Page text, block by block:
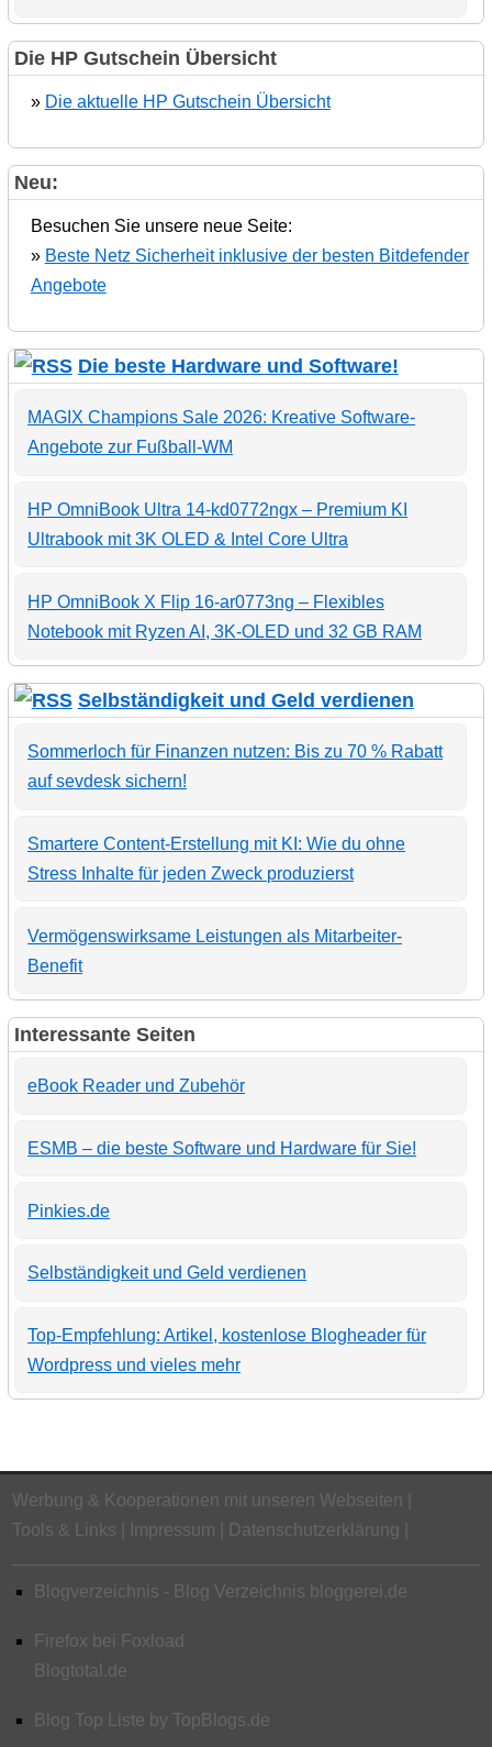
Die HP Gutschein Übersicht
» Die aktuelle HP Gutschein Übersicht
Neu:
Besuchen Sie unsere neue Seite:
» Beste Netz Sicherheit inklusive der besten Bitdefender
Angebote
Die beste Hardware und Software!
MAGIX Champions Sale 2026: Kreative Software-
Angebote zur Fußball-WM
HP OmniBook Ultra 14-kd0772ngx – Premium KI
Ultrabook mit 3K OLED & Intel Core Ultra
HP OmniBook X Flip 16-ar0773ng – Flexibles
Notebook mit Ryzen AI, 3K-OLED und 32 GB RAM
Selbständigkeit und Geld verdienen
Sommerloch für Finanzen nutzen: Bis zu 70 % Rabatt
auf sevdesk sichern!
Smartere Content-Erstellung mit KI: Wie du ohne
Stress Inhalte für jeden Zweck produzierst
Vermögenswirksame Leistungen als Mitarbeiter-
Benefit
Interessante Seiten
eBook Reader und Zubehör
ESMB – die beste Software und Hardware für Sie!
Pinkies.de
Selbständigkeit und Geld verdienen
Top-Empfehlung: Artikel, kostenlose Blogheader für
Wordpress und vieles mehr
Werbung & Kooperationen mit unseren Webseiten
Tools & Links
Impressum Datenschutzerklärung
Blogverzeichnis - Blog Verzeichnis bloggerei.de
Firefox bei Foxload
Blogtotal.de
Blog Top Liste by TopBlogs.de